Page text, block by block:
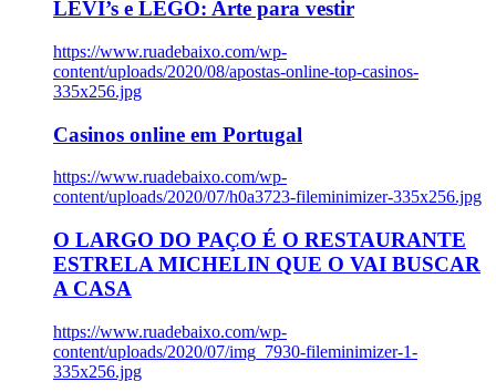
LEVI’s e LEGO: Arte para vestir
https://www.ruadebaixo.com/wp-
content/uploads/2020/08/apostas-online-top-casinos-
335x256.jpg
Casinos online em Portugal
https://www.ruadebaixo.com/wp-
content/uploads/2020/07/h0a3723-fileminimizer-335x256.jpg
O LARGO DO PAÇO É O RESTAURANTE
ESTRELA MICHELIN QUE O VAI BUSCAR
A CASA
https://www.ruadebaixo.com/wp-
content/uploads/2020/07/img_7930-fileminimizer-1-
335x256.jpg